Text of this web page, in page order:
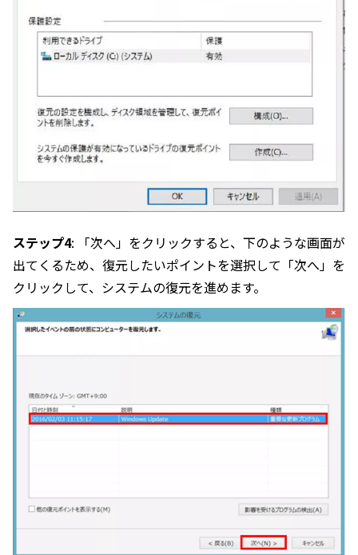
ステップ4: 「次へ」をクリックすると、下のような画面が
出てくるため、復元したいポイントを選択して「次へ」を
クリックして、システムの復元を進めます。